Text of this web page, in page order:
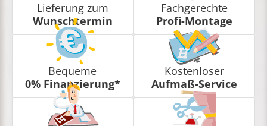
Lieferung zum
Wunschtermin
Fachgerechte
Profi-Montage
Bequeme
0% Finanzierung*
Kostenloser
Aufmaß-Service